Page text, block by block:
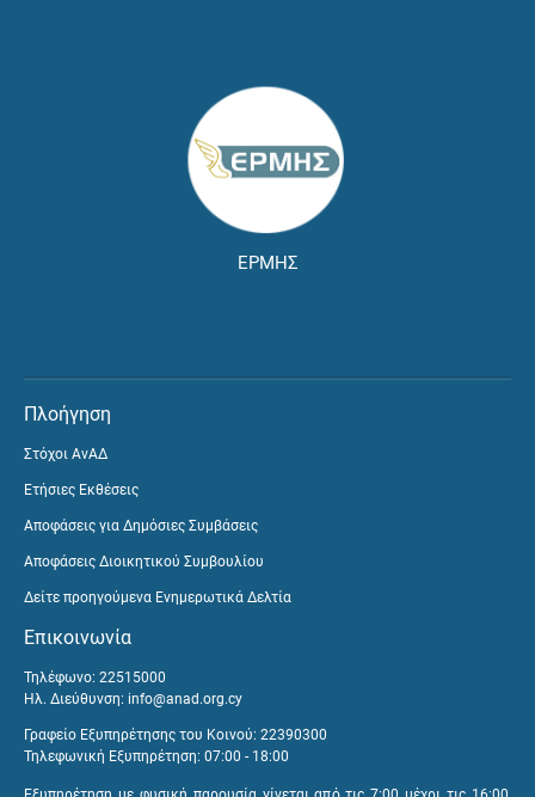
ΕΡΜΗΣ
Πλοήγηση
Στόχοι ΑνΑΔ
Ετήσιες Εκθέσεις
Αποφάσεις για Δημόσιες Συμβάσεις
Αποφάσεις Διοικητικού Συμβουλίου
Δείτε προηγούμενα Ενημερωτικά Δελτία
Επικοινωνία
Τηλέφωνο: 22515000
Ηλ. Διεύθυνση: info@anad.org.cy
Γραφείο Εξυπηρέτησης του Κοινού: 22390300
Τηλεφωνική Εξυπηρέτηση: 07:00 - 18:00